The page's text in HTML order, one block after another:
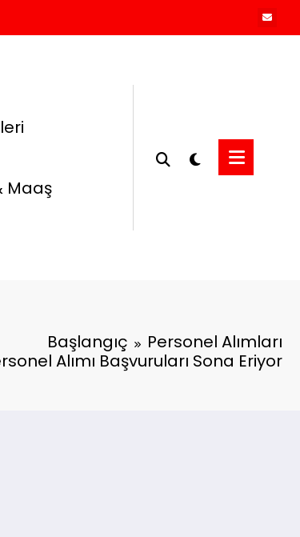
Maaş
Başlangıç
Personel Alımları
Alımı Başvuruları Sona Eriyor